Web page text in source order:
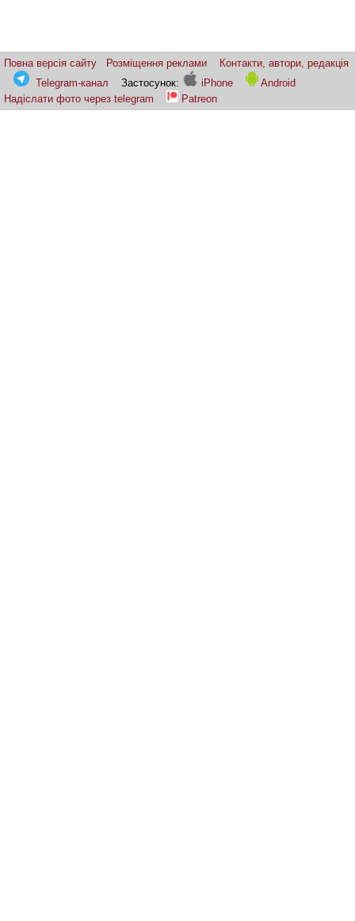
Повна версія сайту Розміщення реклами
Контакти, автори, редакція
Telegram-канал
Застосунок: iPhone
Android
Надіслати фото через telegram
Patreon